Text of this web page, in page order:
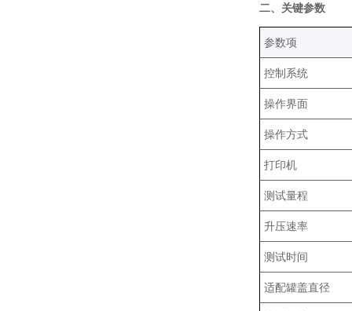
‌二、关键参数‌
‌参数项‌
控制系统
操作界面
操作方式
打印机
测试量程
升压速率
测试时间
适配罐盖直径